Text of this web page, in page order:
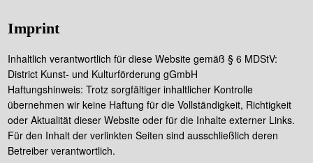
Imprint
Inhaltlich verantwortlich für diese Website gemäß § 6 MDStV:
District Kunst- und Kulturförderung gGmbH
Haftungshinweis: Trotz sorgfältiger inhaltlicher Kontrolle
übernehmen wir keine Haftung für die Vollständigkeit, Richtigkeit
oder Aktualität dieser Website oder für die Inhalte externer Links.
Für den Inhalt der verlinkten Seiten sind ausschließlich deren
Betreiber verantwortlich.